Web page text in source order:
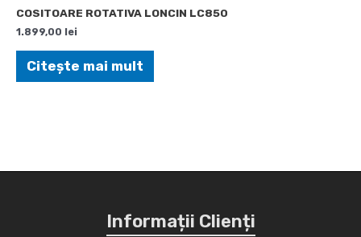
COSITOARE ROTATIVA LONCIN LC850
1.899,00 lei
Citește mai mult
Informații Clienți